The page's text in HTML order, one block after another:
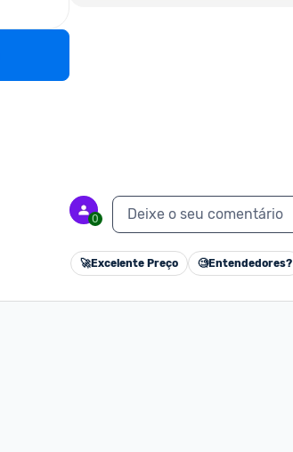
0 Deixe o seu comentário
🚀Excelente Preço 🧐Entendedores?